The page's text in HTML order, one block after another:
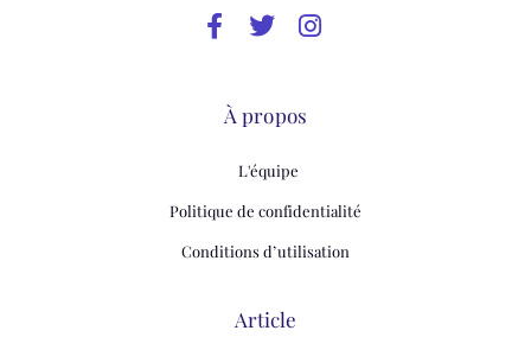
À propos
L'équipe
Politique de confidentialité
Conditions d’utilisation
Article